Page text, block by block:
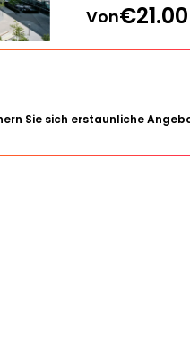
Von€21.00
Sie sich erstaunliche